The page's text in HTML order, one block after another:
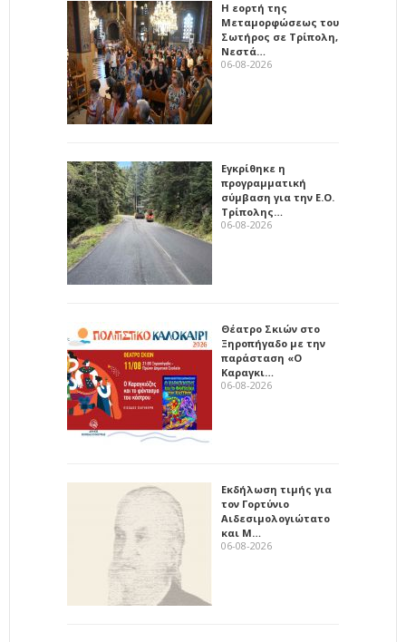
Η εορτή της
Μεταμορφώσεως του
Σωτήρος σε Τρίπολη,
Νεστά…
06-08-2026
Εγκρίθηκε η
προγραμματική
σύμβαση για την Ε.Ο.
Τρίπολης…
06-08-2026
Θέατρο Σκιών στο
Ξηροπήγαδο με την
παράσταση «Ο
Καραγκι…
06-08-2026
Εκδήλωση τιμής για
τον Γορτύνιο
Αιδεσιμολογιώτατο
και Μ…
06-08-2026